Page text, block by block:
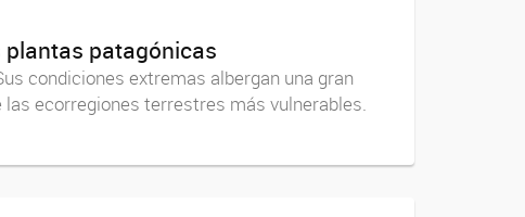
plantas patagónicas
condiciones extremas albergan una gran
las ecorregiones terrestres más vulnerables.